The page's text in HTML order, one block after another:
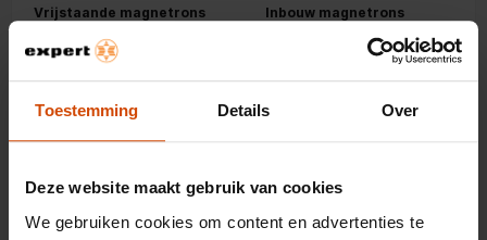
Toestemming Details Over
Deze website maakt gebruik van cookies
We gebruiken cookies om content en advertenties te
Vrijstaande magnetrons
Siemens magnetrons
Siemens
Inbouw magnetrons
Siemens inbouw
Siemens inbouw solo
combimagnetrons